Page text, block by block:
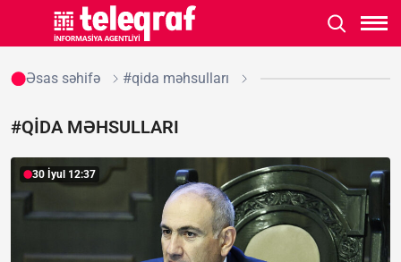
Əsas səhifə #qida məhsulları
#QIDA MƏHSULLARI
30 İyul 12:37